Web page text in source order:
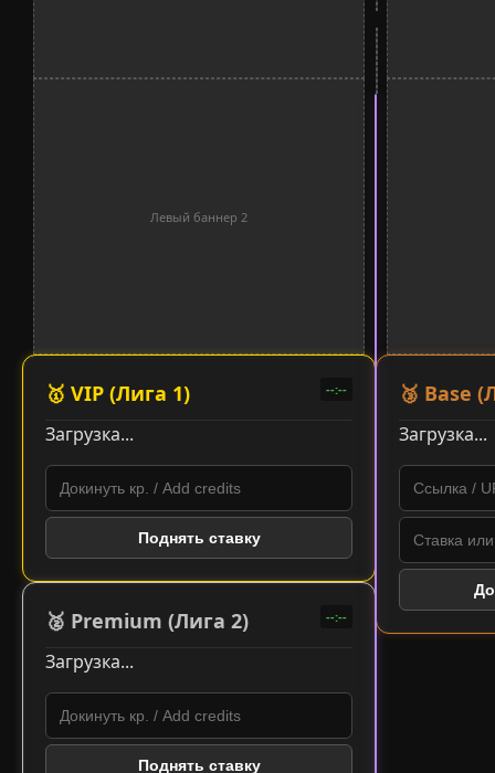
Левый баннер 2
🥇 VIP (Лига 1) --:--
Загрузка...
Поднять ставку
🥈 Premium (Лига 2) --:--
Загрузка...
Поднять ставку
Верхний
3
Верхний
⏭
Пропуск
🥉 Base (
Загрузка...